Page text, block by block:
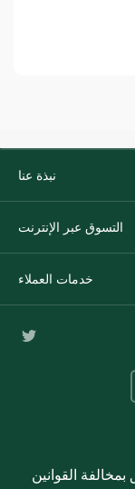
نبذة عنا
التسوق عبر الإنترنت
خدمات العملاء
القوانين